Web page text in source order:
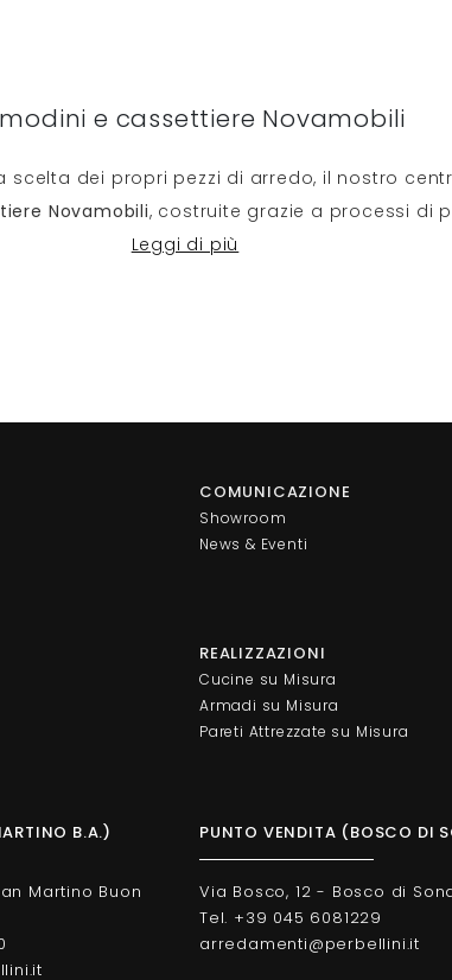
e cassettiere Novamobili
dei propri pezzi di arredo, il nostro
Novamobili, costruite grazie a processi di
Leggi di più
COMUNICAZIONE
Showroom
News & Eventi
REALIZZAZIONI
Cucine su Misura
Armadi su Misura
Pareti Attrezzate su Misura
B.A.)
Martino Buon
PUNTO VENDITA (BOSCO DI
Via Bosco, 12 - Bosco di
Tel. +39 045 6081229
arredamenti@perbellini.it